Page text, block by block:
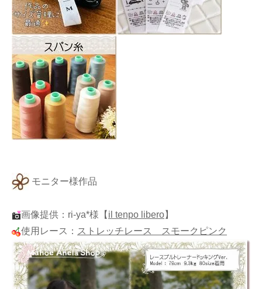
モニター様作品
画像提供：ri-ya*様 【 il tenpo libero】
使用レース： ストレッチレース スモークピンク